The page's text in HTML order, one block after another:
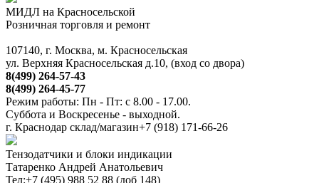
МИДЛ на Красносельской
Розничная торговля и ремонт
107140, г. Москва, м. Красносельская
ул. Верхняя Красносельская д.10, (вход со двора)
8(499) 264-57-43
8(499) 264-45-77
Режим работы: Пн - Пт: с 8.00 - 17.00.
Суббота и Воскресенье - выходной.
г. Краснодар склад/магазин+7 (918) 171-66-26
Тензодатчики и блоки индикации
Татаренко Андрей Анатольевич
Тел:+7 (495) 988 52 88 (доб 148)